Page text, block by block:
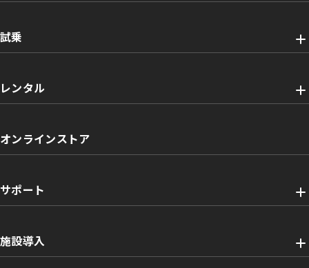
試乗
レンタル
オンラインストア
サポート
施設導入